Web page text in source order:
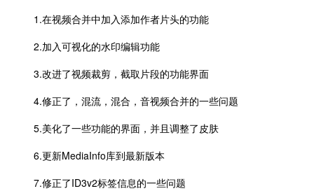
1.在视频合并中加入添加作者片头的功能
2.加入可视化的水印编辑功能
3.改进了视频裁剪，截取片段的功能界面
4.修正了，混流，混合，音视频合并的一些问题
5.美化了一些功能的界面，并且调整了皮肤
6.更新MediaInfo库到最新版本
7.修正了ID3v2标签信息的一些问题